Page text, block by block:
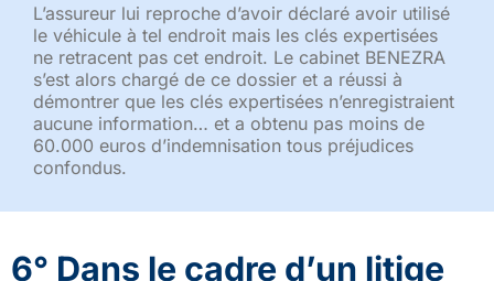
L’assureur lui reproche d’avoir déclaré avoir utilisé
le véhicule à tel endroit mais les clés expertisées
ne retracent pas cet endroit. Le cabinet BENEZRA
s’est alors chargé de ce dossier et a réussi à
démontrer que les clés expertisées n’enregistraient
aucune information… et a obtenu pas moins de
60.000 euros d’indemnisation tous préjudices
confondus.
6° Dans le cadre d’un litige